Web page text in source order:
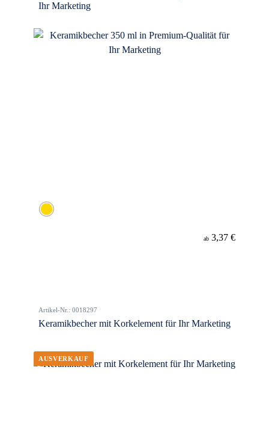
Ihr Marketing
ab 3,37 €
Artikel-Nr.: 0018297
Keramikbecher mit Korkelement für Ihr Marketing